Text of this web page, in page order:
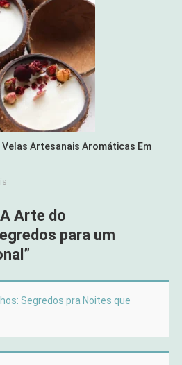
Velas Artesanais Aromáticas Em
A Arte do
para um
”
Segredos pra Noites que